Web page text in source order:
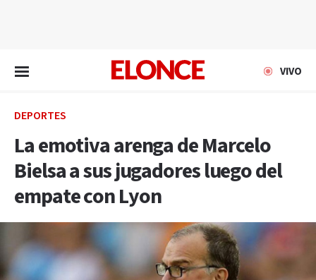
VIVO
DEPORTES
La emotiva arenga de Marcelo
Bielsa a sus jugadores luego del
empate con Lyon